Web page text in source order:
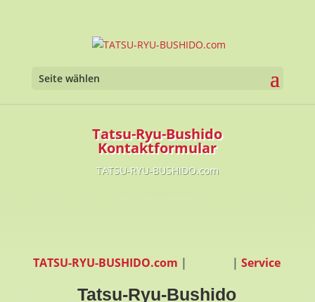
Seite wählen
Tatsu-Ryu-Bushido
Kontaktformular
TATSU-RYU-BUSHIDO.com
TATSU-RYU-BUSHIDO.com | |Service
Tatsu-Ryu-Bushido